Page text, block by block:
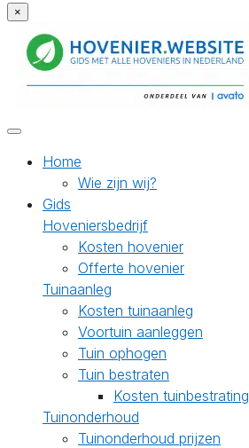
×
Home
Wie zijn wij?
Gids
Hoveniersbedrijf
Kosten hovenier
Offerte hovenier
Tuinaanleg
Kosten tuinaanleg
Voortuin aanleggen
Tuin ophogen
Tuin bestraten
Kosten tuinbestrating
Tuinonderhoud
Tuinonderhoud prijzen